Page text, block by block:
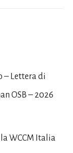
– Lettera di
OSB – 2026
WCCM Italia